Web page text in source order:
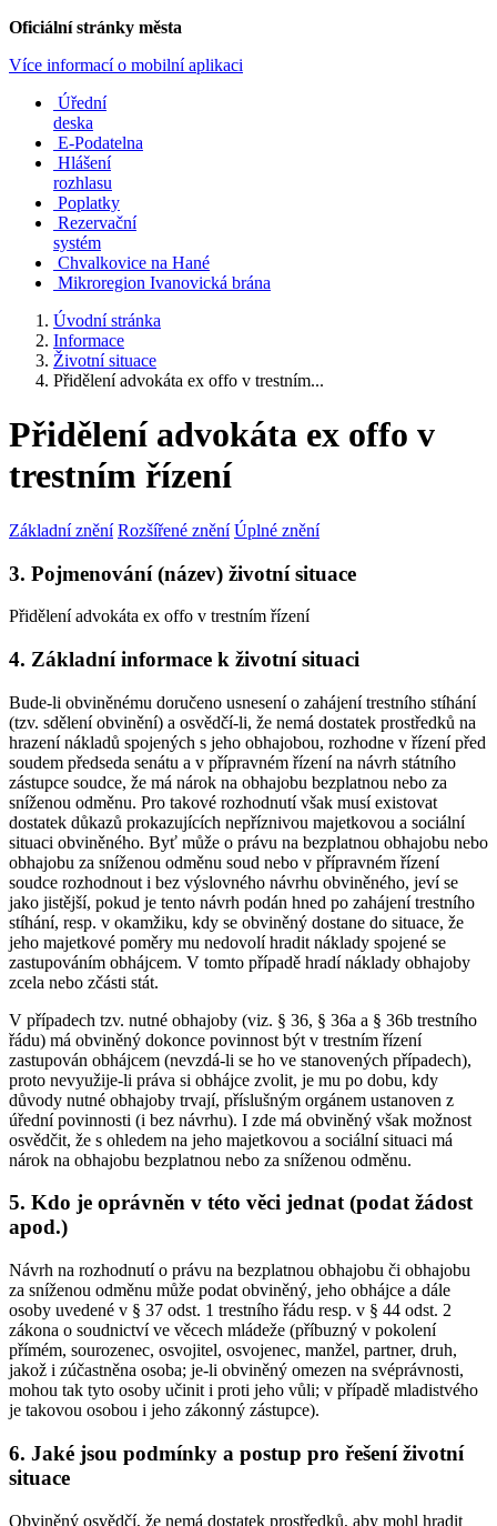
Oficiální stránky města
Více informací o mobilní aplikaci
Úřední
deska
E-Podatelna
Hlášení
rozhlasu
Poplatky
Rezervační
systém
Chvalkovice na Hané
Mikroregion Ivanovická brána
Úvodní stránka
Informace
Životní situace
Přidělení advokáta ex offo v trestním...
Přidělení advokáta ex offo v
trestním řízení
Základní znění Rozšířené znění Úplné znění
3. Pojmenování (název) životní situace
Přidělení advokáta ex offo v trestním řízení
4. Základní informace k životní situaci
Bude-li obviněnému doručeno usnesení o zahájení trestního stíhání
(tzv. sdělení obvinění) a osvědčí-li, že nemá dostatek prostředků na
hrazení nákladů spojených s jeho obhajobou, rozhodne v řízení před
soudem předseda senátu a v přípravném řízení na návrh státního
zástupce soudce, že má nárok na obhajobu bezplatnou nebo za
sníženou odměnu. Pro takové rozhodnutí však musí existovat
dostatek důkazů prokazujících nepříznivou majetkovou a sociální
situaci obviněného. Byť může o právu na bezplatnou obhajobu nebo
obhajobu za sníženou odměnu soud nebo v přípravném řízení
soudce rozhodnout i bez výslovného návrhu obviněného, jeví se
jako jistější, pokud je tento návrh podán hned po zahájení trestního
stíhání, resp. v okamžiku, kdy se obviněný dostane do situace, že
jeho majetkové poměry mu nedovolí hradit náklady spojené se
zastupováním obhájcem. V tomto případě hradí náklady obhajoby
zcela nebo zčásti stát.
V případech tzv. nutné obhajoby (viz. § 36, § 36a a § 36b trestního
řádu) má obviněný dokonce povinnost být v trestním řízení
zastupován obhájcem (nevzdá-li se ho ve stanovených případech),
proto nevyužije-li práva si obhájce zvolit, je mu po dobu, kdy
důvody nutné obhajoby trvají, příslušným orgánem ustanoven z
úřední povinnosti (i bez návrhu). I zde má obviněný však možnost
osvědčit, že s ohledem na jeho majetkovou a sociální situaci má
nárok na obhajobu bezplatnou nebo za sníženou odměnu.
5. Kdo je oprávněn v této věci jednat (podat žádost
apod.)
Návrh na rozhodnutí o právu na bezplatnou obhajobu či obhajobu
za sníženou odměnu může podat obviněný, jeho obhájce a dále
osoby uvedené v § 37 odst. 1 trestního řádu resp. v § 44 odst. 2
zákona o soudnictví ve věcech mládeže (příbuzný v pokolení
přímém, sourozenec, osvojitel, osvojenec, manžel, partner, druh,
jakož i zúčastněna osoba; je-li obviněný omezen na svéprávnosti,
mohou tak tyto osoby učinit i proti jeho vůli; v případě mladistvého
je takovou osobou i jeho zákonný zástupce).
6. Jaké jsou podmínky a postup pro řešení životní
situace
Obviněný osvědčí, že nemá dostatek prostředků, aby mohl hradit